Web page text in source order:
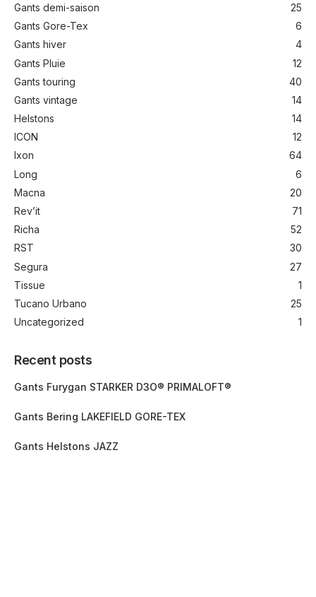
Gants demi-saison
25
Gants Gore-Tex
6
Gants hiver
4
Gants Pluie
12
Gants touring
40
Gants vintage
14
Helstons
14
ICON
12
Ixon
64
Long
6
Macna
20
Rev’it
71
Richa
52
RST
30
Segura
27
Tissue
1
Tucano Urbano
25
Uncategorized
1
Recent posts
Gants Furygan STARKER D3O® PRIMALOFT®
Gants Bering LAKEFIELD GORE-TEX
Gants Helstons JAZZ